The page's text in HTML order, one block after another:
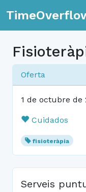
Oferta
1 de octubre de
Cuidados
fisioteràpia
Serveis